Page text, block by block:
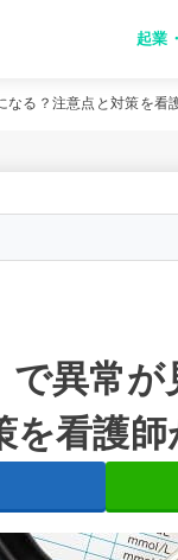
起業
る？注意点と対策を看
異常が
を看護師